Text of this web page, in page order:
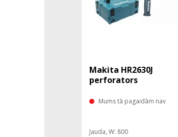
Makita HR2630J
perforators
Mums tā pagaidām nav
Jauda, ​​W: 800